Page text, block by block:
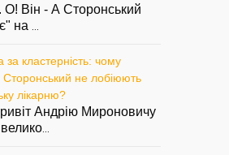
Він - А Сторонський
на
за кластерність: чому
Сторонський не лобіюють
лікарню?
Андрію Мироновичу